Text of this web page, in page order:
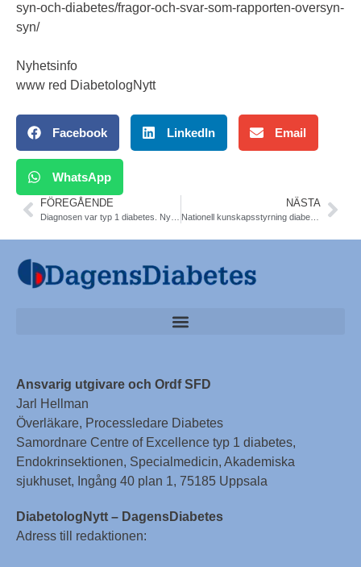
syn-och-diabetes/fragor-och-svar-som-rapporten-oversyn-
syn/
Nyhetsinfo
www red DiabetologNytt
Facebook LinkedIn Email
WhatsApp
FÖREGÅENDE NÄSTA
Nationell kunskapsstyrning diabetes. Ny www. 17 olika Vårdprogram och skrifter
Ansvarig utgivare och Ordf SFD
Jarl Hellman
Överläkare, Processledare Diabetes
Samordnare Centre of Excellence typ 1 diabetes,
Endokrinsektionen, Specialmedicin, Akademiska
sjukhuset, Ingång 40 plan 1, 75185 Uppsala
DiabetologNytt – DagensDiabetes
Adress till redaktionen: